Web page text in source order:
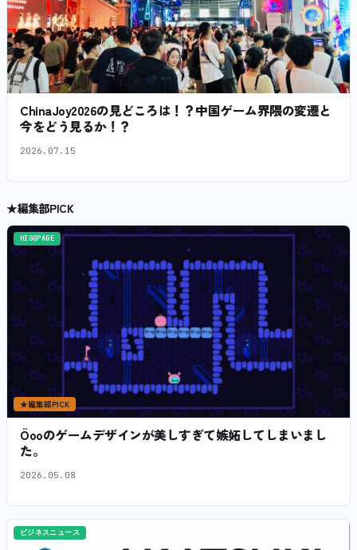
ChinaJoy2026の見どころは！？中国ゲーム界隈の変遷と
今をどう見るか！？
2026.07.15
★編集部PICK
HIGOPAGE
★編集部PICK
Öooのゲームデザインが美しすぎて嫉妬してしまいまし
た。
2026.05.08
ビジネスニュース